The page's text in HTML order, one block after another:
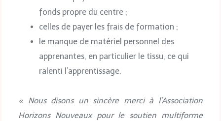
fonds propre du centre ;
celles de payer les frais de formation ;
le manque de matériel personnel des
apprenantes, en particulier le tissu, ce qui
ralenti l’apprentissage.
« Nous disons un sincère merci à l’Association
Horizons Nouveaux pour le soutien multiforme